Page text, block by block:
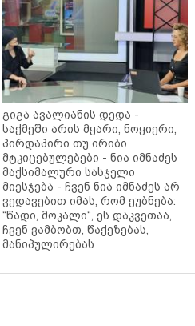
გიგა ავალიანის დედა -
საქმეში არის მყარი, ნოყიერი,
პირდაპირი თუ ირიბი
მტკიცებულებები - ნია იმნაძეს
მაქსიმალური სასჯელი
მიესჯება - ჩვენ ნია იმნაძეს არ
ვედავებით იმას, რომ ეუბნება:
“წადი, მოკალი“, ეს დაკვეთაა,
ჩვენ ვამბობთ, წაქეზებას,
მანიპულირებას